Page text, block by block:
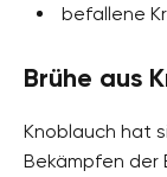
befallene
Brühe aus
Knoblauch hat
Bekämpfen der